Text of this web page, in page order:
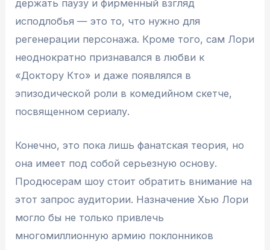
держать паузу и фирменный взгляд
исподлобья — это то, что нужно для
регенерации персонажа. Кроме того, сам Лори
неоднократно признавался в любви к
«Доктору Кто» и даже появлялся в
эпизодической роли в комедийном скетче,
посвященном сериалу.
Конечно, это пока лишь фанатская теория, но
она имеет под собой серьезную основу.
Продюсерам шоу стоит обратить внимание на
этот запрос аудитории. Назначение Хью Лори
могло бы не только привлечь
многомиллионную армию поклонников